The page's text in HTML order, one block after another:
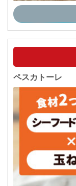
ペスカトーレ